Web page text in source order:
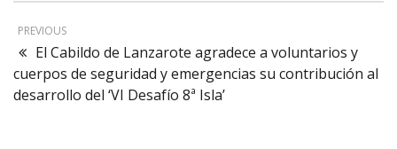
PREVIOUS
El Cabildo de Lanzarote agradece a voluntarios y
cuerpos de seguridad y emergencias su contribución al
desarrollo del ‘VI Desafío 8ª Isla’